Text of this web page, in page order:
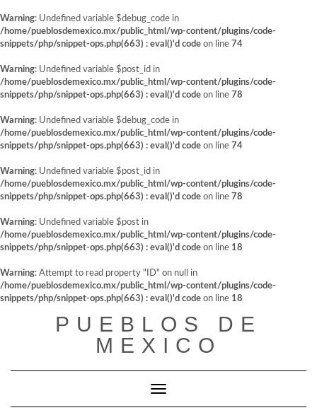
Warning: Undefined variable $debug_code in
/home/pueblosdemexico.mx/public_html/wp-content/plugins/code-
snippets/php/snippet-ops.php(663) : eval()'d code on line 74
Warning: Undefined variable $post_id in
/home/pueblosdemexico.mx/public_html/wp-content/plugins/code-
snippets/php/snippet-ops.php(663) : eval()'d code on line 78
Warning: Undefined variable $debug_code in
/home/pueblosdemexico.mx/public_html/wp-content/plugins/code-
snippets/php/snippet-ops.php(663) : eval()'d code on line 74
Warning: Undefined variable $post_id in
/home/pueblosdemexico.mx/public_html/wp-content/plugins/code-
snippets/php/snippet-ops.php(663) : eval()'d code on line 78
Warning: Undefined variable $post in
/home/pueblosdemexico.mx/public_html/wp-content/plugins/code-
snippets/php/snippet-ops.php(663) : eval()'d code on line 18
Warning: Attempt to read property "ID" on null in
/home/pueblosdemexico.mx/public_html/wp-content/plugins/code-
snippets/php/snippet-ops.php(663) : eval()'d code on line 18
PUEBLOS DE
MEXICO
Cambiar modo de navegación